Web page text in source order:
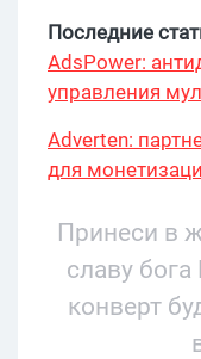
Последние
AdsPower:
управления
Adverten:
для
Принеси в
славу
конверт